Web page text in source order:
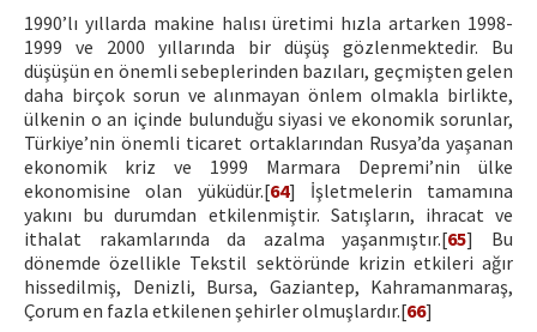
1990’lı yıllarda makine halısı üretimi hızla artarken 1998-
1999 ve 2000 yıllarında bir düşüş gözlenmektedir. Bu
düşüşün en önemli sebeplerinden bazıları, geçmişten gelen
daha birçok sorun ve alınmayan önlem olmakla birlikte,
ülkenin o an içinde bulunduğu siyasi ve ekonomik sorunlar,
Türkiye’nin önemli ticaret ortaklarından Rusya’da yaşanan
ekonomik kriz ve 1999 Marmara Depremi’nin ülke
ekonomisine olan yüküdür.[64] İşletmelerin tamamına
yakını bu durumdan etkilenmiştir. Satışların, ihracat ve
ithalat rakamlarında da azalma yaşanmıştır.[65] Bu
dönemde özellikle Tekstil sektöründe krizin etkileri ağır
hissedilmiş, Denizli, Bursa, Gaziantep, Kahramanmaraş,
Çorum en fazla etkilenen şehirler olmuşlardır.[66]